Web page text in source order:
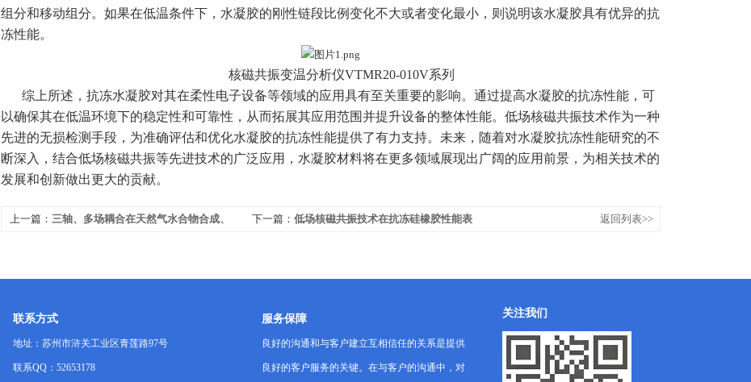
组分和移动组分。如果在低温条件下，水凝胶的刚性链段比例变化不大或者变化最小，则说明该水凝胶具有优异的抗
冻性能。
核磁共振变温分析仪VTMR20-010V系列
综上所述，抗冻水凝胶对其在柔性电子设备等领域的应用具有至关重要的影响。通过提高水凝胶的抗冻性能，可
以确保其在低温环境下的稳定性和可靠性，从而拓展其应用范围并提升设备的整体性能。低场核磁共振技术作为一种
先进的无损检测手段，为准确评估和优化水凝胶的抗冻性能提供了有力支持。未来，随着对水凝胶抗冻性能研究的不
断深入，结合低场核磁共振等先进技术的广泛应用，水凝胶材料将在更多领域展现出广阔的应用前景，为相关技术的
发展和创新做出更大的贡献。
上一篇： 三轴、多场耦合在天然气水合物合成、
下一篇： 低场核磁共振技术在抗冻硅橡胶性能表
返回列表>>
联系方式
地址：苏州市浒关工业区青莲路97号
联系QQ：52653178
服务保障
良好的沟通和与客户建立互相信任的关系是提供
良好的客户服务的关键。在与客户的沟通中，对
关注我们